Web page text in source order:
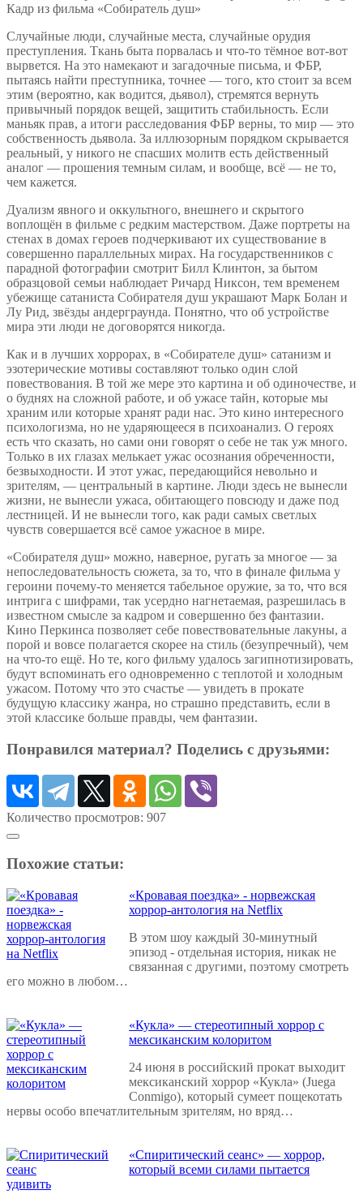
Кадр из фильма «Собиратель душ»
Случайные люди, случайные места, случайные орудия
преступления. Ткань быта порвалась и что-то тёмное вот-вот
вырвется. На это намекают и загадочные письма, и ФБР,
пытаясь найти преступника, точнее — того, кто стоит за всем
этим (вероятно, как водится, дьявол), стремятся вернуть
привычный порядок вещей, защитить стабильность. Если
маньяк прав, а итоги расследования ФБР верны, то мир — это
собственность дьявола. За иллюзорным порядком скрывается
реальный, у никого не спасших молитв есть действенный
аналог — прошения темным силам, и вообще, всё — не то,
чем кажется.
Дуализм явного и оккультного, внешнего и скрытого
воплощён в фильме с редким мастерством. Даже портреты на
стенах в домах героев подчеркивают их существование в
совершенно параллельных мирах. На государственников с
парадной фотографии смотрит Билл Клинтон, за бытом
образцовой семьи наблюдает Ричард Никсон, тем временем
убежище сатаниста Собирателя душ украшают Марк Болан и
Лу Рид, звёзды андерграунда. Понятно, что об устройстве
мира эти люди не договорятся никогда.
Как и в лучших хоррорах, в «Собирателе душ» сатанизм и
эзотерические мотивы составляют только один слой
повествования. В той же мере это картина и об одиночестве, и
о буднях на сложной работе, и об ужасе тайн, которые мы
храним или которые хранят ради нас. Это кино интересного
психологизма, но не ударяющееся в психоанализ. О героях
есть что сказать, но сами они говорят о себе не так уж много.
Только в их глазах мелькает ужас осознания обреченности,
безвыходности. И этот ужас, передающийся невольно и
зрителям, — центральный в картине. Люди здесь не вынесли
жизни, не вынесли ужаса, обитающего повсюду и даже под
лестницей. И не вынесли того, как ради самых светлых
чувств совершается всё самое ужасное в мире.
«Собирателя душ» можно, наверное, ругать за многое — за
непоследовательность сюжета, за то, что в финале фильма у
героини почему-то меняется табельное оружие, за то, что вся
интрига с шифрами, так усердно нагнетаемая, разрешилась в
известном смысле за кадром и совершенно без фантазии.
Кино Перкинса позволяет себе повествовательные лакуны, а
порой и вовсе полагается скорее на стиль (безупречный), чем
на что-то ещё. Но те, кого фильму удалось загипнотизировать,
будут вспоминать его одновременно с теплотой и холодным
ужасом. Потому что это счастье — увидеть в прокате
будущую классику жанра, но страшно представить, если в
этой классике больше правды, чем фантазии.
Понравился материал? Поделись с друзьями:
Количество просмотров: 907
Похожие статьи:
«Кровавая поездка» - норвежская
хоррор-антология на Netflix
В этом шоу каждый 30-минутный
эпизод - отдельная история, никак не
связанная с другими, поэтому смотреть
его можно в любом…
«Кукла» — стереотипный хоррор с
мексиканским колоритом
24 июня в российский прокат выходит
мексиканский хоррор «Кукла» (Juega
Conmigo), который сумеет пощекотать
нервы особо впечатлительным зрителям, но вряд…
«Спиритический сеанс» — хоррор,
который всеми силами пытается
удивить